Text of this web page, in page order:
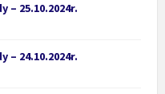
25.10.2024r.
24.10.2024r.